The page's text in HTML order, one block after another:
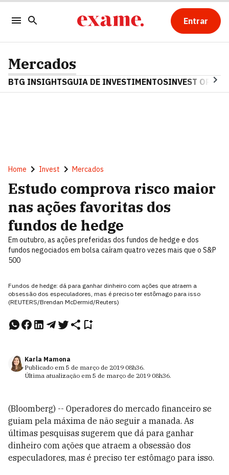
Entrar
Mercados
BTG INSIGHTSGUIA DE INVESTIMENTOSINVEST OPINA
Home Invest Mercados
Estudo comprova risco maior
nas ações favoritas dos
fundos de hedge
Em outubro, as ações preferidas dos fundos de hedge e dos
fundos negociados em bolsa caíram quatro vezes mais que o S&P
500
Fundos de hedge: dá para ganhar dinheiro com ações que atraem a
obsessão dos especuladores, mas é preciso ter estômago para isso
(REUTERS/Brendan McDermid/Reuters)
Karla Mamona
Publicado em 5 de março de 2019 08h36.
Última atualização em 5 de março de 2019 08h36.
(Bloomberg) -- Operadores do mercado financeiro se
guiam pela máxima de não seguir a manada. As
últimas pesquisas sugerem que dá para ganhar
dinheiro com ações que atraem a obsessão dos
especuladores, mas é preciso ter estômago para isso.